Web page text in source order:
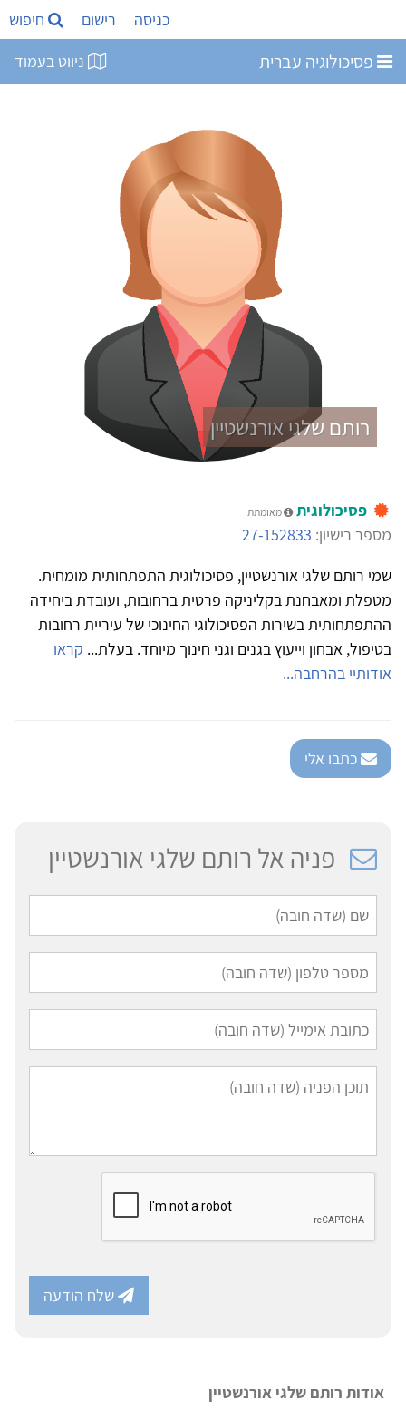
כניסה רישום חיפוש
פסיכולוגיה עברית ניווט בעמוד
רותם שלגי אורנשטיין
פסיכולוגית מאומתת
מספר רישיון: 27-152833
שמי רותם שלגי אורנשטיין, פסיכולוגית התפתחותית מומחית.
מטפלת ומאבחנת בקליניקה פרטית ברחובות, ועובדת ביחידה
ההתפתחותית בשירות הפסיכולוגי החינוכי של עיריית רחובות
בטיפול, אבחון וייעוץ בגנים וגני חינוך מיוחד. בעלת... קראו
אודותיי בהרחבה...
כתבו אלי
פניה אל רותם שלגי אורנשטיין
שלח הודעה
אודות רותם שלגי אורנשטיין